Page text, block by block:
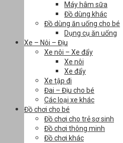
Máy hâm sữa
Đồ dùng khác
Đồ dùng ăn uống cho bé
Dụng cụ ăn uống
Xe – Nôi – Địu
Xe nôi – Xe đẩy
Xe nôi
Xe đẩy
Xe tập đi
Đai – Địu cho bé
Các loại xe khác
Đồ chơi cho bé
Đồ chơi cho trẻ sơ sinh
Đồ chơi thông minh
Đồ chơi khác